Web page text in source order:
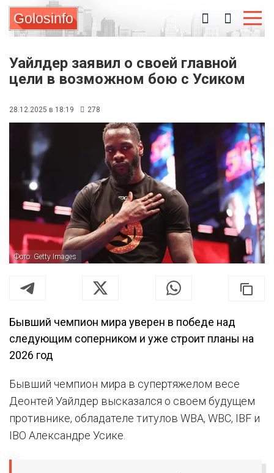
Golosinfo
Уайлдер заявил о своей главной
цели в возможном бою с Усиком
28.12.2025 в 18:19 278
Фото: Getty Images
Бывший чемпион мира уверен в победе над
следующим соперником и уже строит планы на
2026 год
Бывший чемпион мира в супертяжелом весе
Деонтей Уайлдер высказался о своем будущем
противнике, обладателе титулов WBA, WBC, IBF и
IBO Александре Усике.